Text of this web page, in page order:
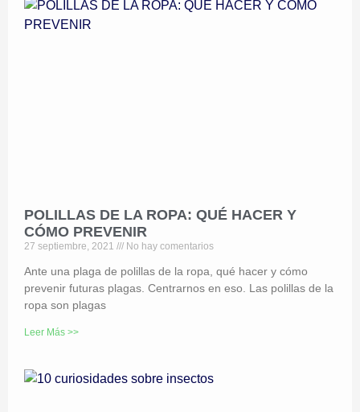
POLILLAS DE LA ROPA: QUÉ HACER Y
CÓMO PREVENIR
27 septiembre, 2021 No hay comentarios
Ante una plaga de polillas de la ropa, qué hacer y cómo
prevenir futuras plagas. Centrarnos en eso. Las polillas de la
ropa son plagas
Leer Más >>